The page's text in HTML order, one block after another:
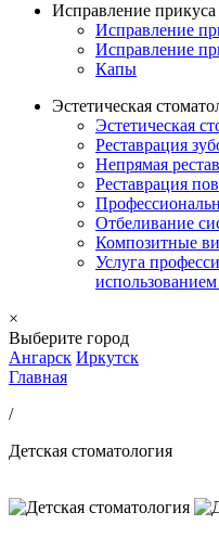
Исправление прикуса
Исправление
Исправление
Капы
Эстетическая
Эстетическая
Реставрация
Непрямая
Реставрация
Отбеливание
Композитные
Услуга
×
Выберите город
Ангарск Иркутск
Главная
/
Детская стоматология